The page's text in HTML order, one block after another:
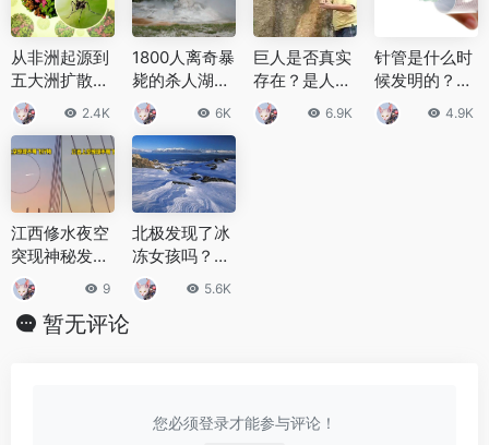
从非洲起源到
五大洲扩散：
基孔肯雅热75
年全球传播史
研究
2.4K
1800人离奇暴
毙的杀人湖怎
么杀人?杀人
湖底的致命元
凶是什么？
6K
巨人是否真实
存在？是人类
始祖还是外星
人
6.9K
针管是什么时
候发明的？针
管发明的原理
是什么？
4.9K
江西修水夜空
突现神秘发光
体，是天宫一
号还是UFO？
9
北极发现了冰
冻女孩吗？冰
冻女孩身份是
什么？
5.6K
暂无评论
您必须登录才能参与评论！